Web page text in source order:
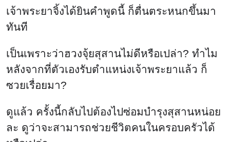
เจ้าพระยาจิ้งได้ยินคำพูดนี้ ก็ตื่นตระหนกขึ้นมา
ทันที
เป็นเพราะว่าฮวงจุ้ยสุสานไม่ดีหรือเปล่า? ทำไม
หลังจากที่ตัวเองรับตำแหน่งเจ้าพระยาแล้ว ก็
ซวยเรื่อยมา?
ดูแล้ว ครั้งนี้กลับไปต้องไปซ่อมบำรุงสุสานหน่อย
ละ ดูว่าจะสามารถช่วยชีวิตคนในครอบครัวได้